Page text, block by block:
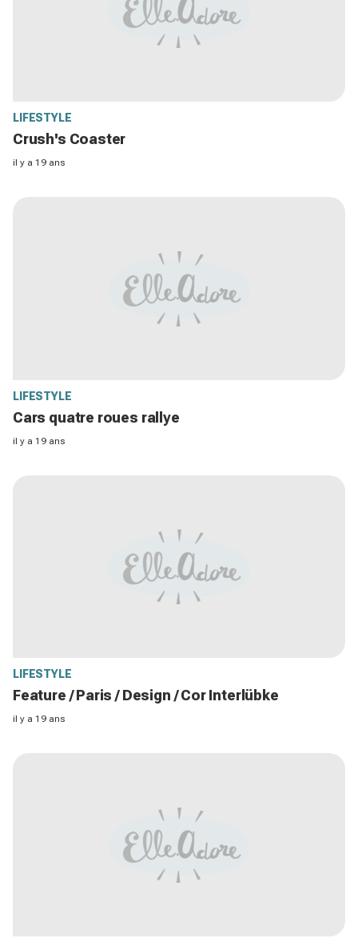
LIFESTYLE
Crush's Coaster
il y a 19 ans
LIFESTYLE
Cars quatre roues rallye
il y a 19 ans
LIFESTYLE
Feature / Paris / Design / Cor Interlübke
il y a 19 ans